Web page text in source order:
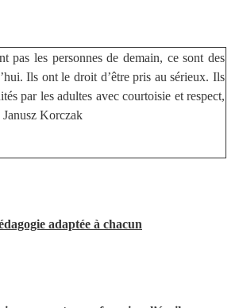
pas les personnes de demain, ce sont des
Ils ont le droit d’être pris au sérieux. Ils
par les adultes avec courtoisie et respect,
Janusz Korczak
adaptée à chacun